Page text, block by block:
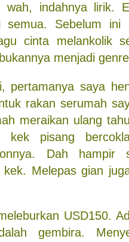
wah, indahnya lirik.
semua. Sebelum ini
cinta melankolik
menjadi
pertamanya saya
rakan serumah
meraikan ulang
kek pisang
Dah hampir
Melepas gian
USD150.
gembira.